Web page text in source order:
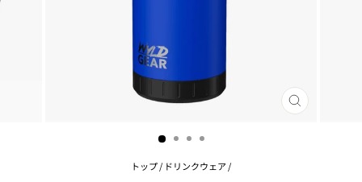
閉
トップ/ ドリンクウェア /